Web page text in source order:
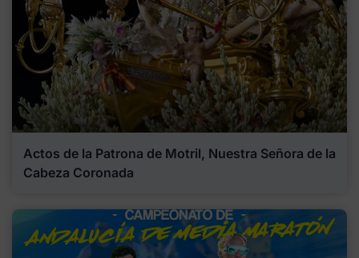
Actos de la Patrona de Motril, Nuestra Señora de la
Cabeza Coronada